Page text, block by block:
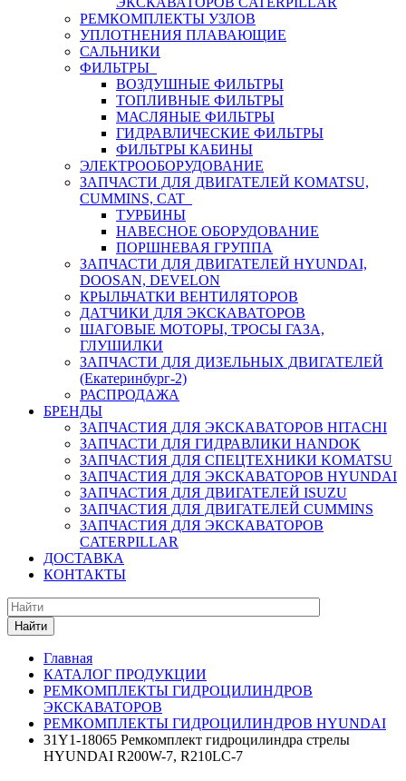
РЕМКОМПЛЕКТЫ УЗЛОВ
УПЛОТНЕНИЯ ПЛАВАЮЩИЕ
САЛЬНИКИ
ФИЛЬТРЫ
ВОЗДУШНЫЕ ФИЛЬТРЫ
ТОПЛИВНЫЕ ФИЛЬТРЫ
МАСЛЯНЫЕ ФИЛЬТРЫ
ГИДРАВЛИЧЕСКИЕ ФИЛЬТРЫ
ФИЛЬТРЫ КАБИНЫ
ЭЛЕКТРООБОРУДОВАНИЕ
ЗАПЧАСТИ ДЛЯ ДВИГАТЕЛЕЙ KOMATSU,
CUMMINS, CAT
ТУРБИНЫ
НАВЕСНОЕ ОБОРУДОВАНИЕ
ПОРШНЕВАЯ ГРУППА
ЗАПЧАСТИ ДЛЯ ДВИГАТЕЛЕЙ HYUNDAI,
DOOSAN, DEVELON
КРЫЛЬЧАТКИ ВЕНТИЛЯТОРОВ
ДАТЧИКИ ДЛЯ ЭКСКАВАТОРОВ
ШАГОВЫЕ МОТОРЫ, ТРОСЫ ГАЗА,
ГЛУШИЛКИ
ЗАПЧАСТИ ДЛЯ ДИЗЕЛЬНЫХ ДВИГАТЕЛЕЙ
(Екатеринбург-2)
РАСПРОДАЖА
БРЕНДЫ
ЗАПЧАСТИЯ ДЛЯ ЭКСКАВАТОРОВ HITACHI
ЗАПЧАСТИ ДЛЯ ГИДРАВЛИКИ HANDOK
ЗАПЧАСТИЯ ДЛЯ СПЕЦТЕХНИКИ KOMATSU
ЗАПЧАСТИЯ ДЛЯ ЭКСКАВАТОРОВ HYUNDAI
ЗАПЧАСТИЯ ДЛЯ ДВИГАТЕЛЕЙ ISUZU
ЗАПЧАСТИЯ ДЛЯ ДВИГАТЕЛЕЙ CUMMINS
ЗАПЧАСТИЯ ДЛЯ ЭКСКАВАТОРОВ
CATERPILLAR
ДОСТАВКА
КОНТАКТЫ
Найти
Главная
КАТАЛОГ ПРОДУКЦИИ
РЕМКОМПЛЕКТЫ ГИДРОЦИЛИНДРОВ
ЭКСКАВАТОРОВ
РЕМКОМПЛЕКТЫ ГИДРОЦИЛИНДРОВ HYUNDAI
31Y1-18065 Ремкомплект гидроцилиндра стрелы
HYUNDAI R200W-7, R210LC-7